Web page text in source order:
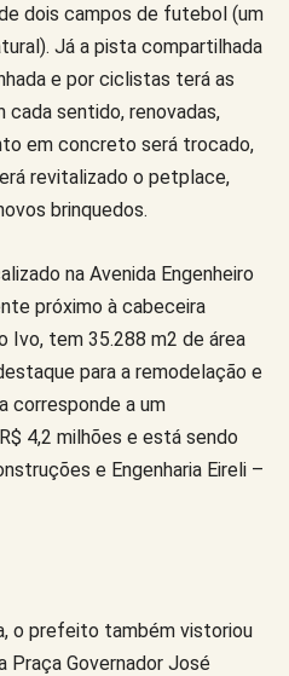
dois campos de futebol (um
Já a pista compartilhada
e por ciclistas terá as
cada sentido, renovadas,
em concreto será trocado,
revitalizado o petplace,
brinquedos.
na Avenida Engenheiro
próximo à cabeceira
Ivo, tem 35.288 m2 de área
para a remodelação e
corresponde a um
4,2 milhões e está sendo
e Engenharia Eireli –
o prefeito também vistoriou
Praça Governador José